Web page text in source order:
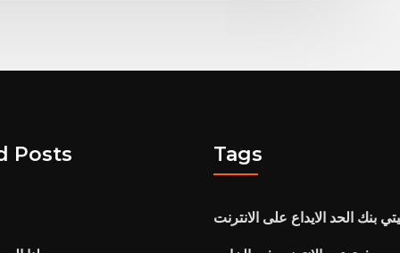
Posts Tags
بنك الحد الايداع على الانترنت